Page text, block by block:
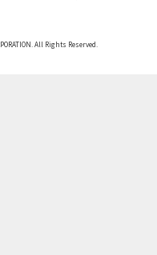
All Rights Reserved.